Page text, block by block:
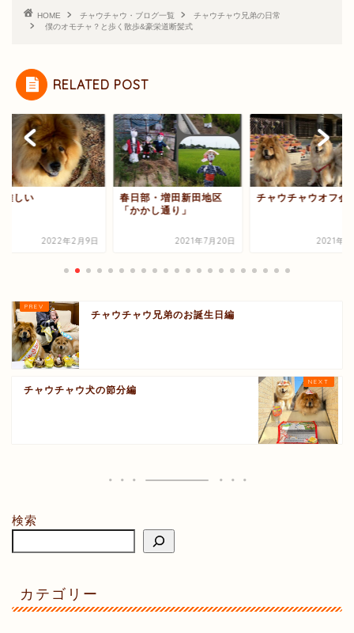
HOME チャウチャウ・ブログ一覧
チャウチャウ兄弟の日常
僕のオモチャ？と歩く散歩&豪栄道断髪式
RELATED POST
難しい
2022年2月9日
春日部・増田新田地区
「かかし通り」
2021年7月20日
チャウチャウオフ会
2021年2
チャウチャウ兄弟のお誕生日編
チャウチャウ犬の節分編
検索
カテゴリー